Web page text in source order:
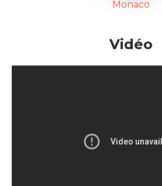
Monaco
Vidéo